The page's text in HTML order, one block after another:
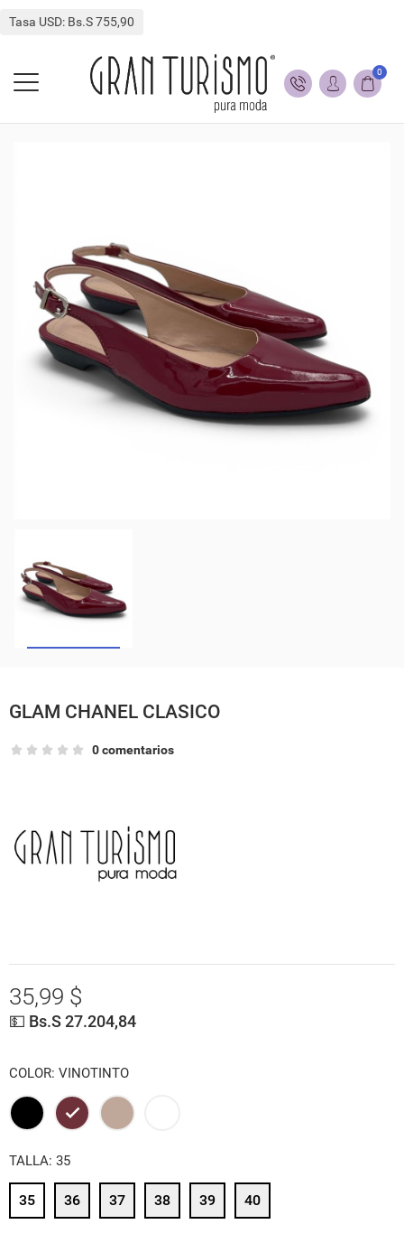
Tasa USD: Bs.S 755,90
0
GLAM CHANEL CLASICO
0 comentarios
35,99 $
💵 Bs.S 27.204,84
COLOR: VINOTINTO
NEGROVINOTINTO
BEIGE
TALLA: 35
35 36 37 38 39 40